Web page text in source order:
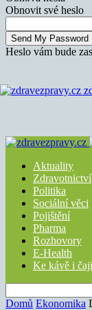
Obnovit své heslo
Heslo vám bude
Aktuality
Zdravotnictví
Politika
Sociální věci
Pojištění
Pharma
Rozhovory
E-Health
Ke kávě i čaji
Domů Ekonomika